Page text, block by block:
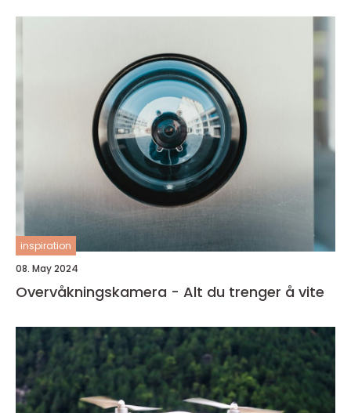
inspiration
08. May 2024
Overvåkningskamera - Alt du trenger å vite